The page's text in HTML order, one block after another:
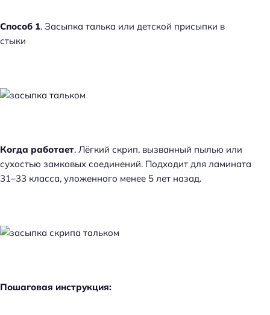
Способ 1. Засыпка талька или детской присыпки в
стыки
Когда работает. Лёгкий скрип, вызванный пылью или
сухостью замковых соединений. Подходит для ламината
31–33 класса, уложенного менее 5 лет назад.
Пошаговая инструкция: